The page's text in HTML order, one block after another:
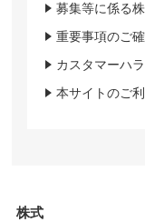
募集等に係る
重要事項のご
カスタマーハ
本サイトのご
株式